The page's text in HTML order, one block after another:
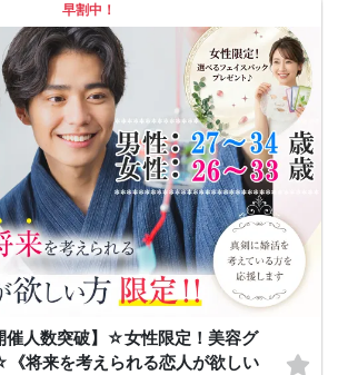
早割中！
催人数突破】☆女性限定！美容グ
将来を考えられる恋人が欲しい